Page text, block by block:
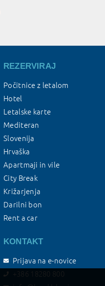
REZERVIRAJ
Počitnice z letalom
Hotel
Letalske karte
Mediteran
Slovenija
Hrvaška
Apartmaji in vile
City Break
Križarjenja
Darilni bon
Rent a car
KONTAKT
Prijava na e-novice
+386 18280 800